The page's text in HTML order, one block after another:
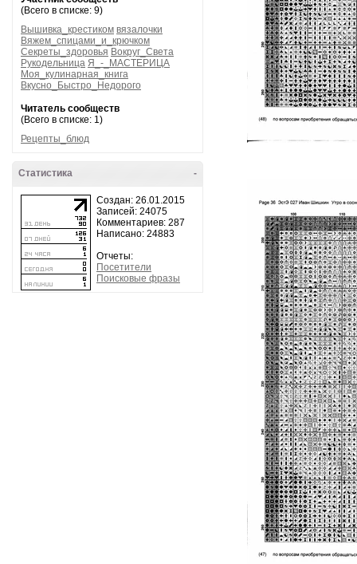
(Всего в списке: 9)
Вышивка_крестиком вязалочки
Вяжем_спицами_и_крючком
Секреты_здоровья Вокруг_Света
Рукодельница Я_-_МАСТЕРИЦА
Моя_кулинарная_книга
Вкусно_Быстро_Недорого
Читатель сообществ
(Всего в списке: 1)
Рецепты_блюд
-
Статистика
Создан: 26.01.2015
Записей: 24075
Комментариев: 287
Написано: 24883
Отчеты:
Посетители
Поисковые фразы